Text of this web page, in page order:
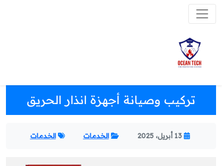
تركيب وصيانة أجهزة انذار الحريق
13 أبريل، 2025 الخدمات الخدمات